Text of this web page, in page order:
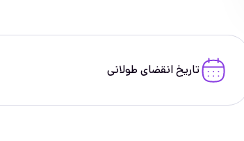
تاریخ انقضای طولانی